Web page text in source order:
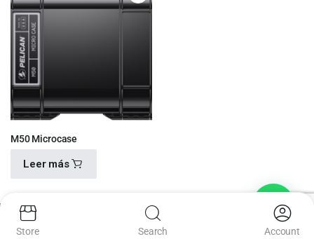
M50 Microcase
Leer más
Store Search Account